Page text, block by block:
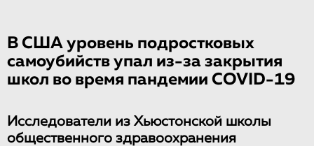
В США уровень подростковых
самоубийств упал из-за закрытия
школ во время пандемии COVID-19
Исследователи из Хьюстонской школы
общественного здравоохранения